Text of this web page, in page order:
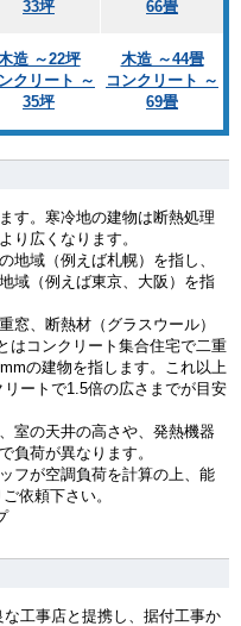
33坪
66畳
造 ～22坪
クリート ～
35坪
木造 ～44畳
コンクリート ～
69畳
す。寒冷地の建物は断熱処理
り広くなります。
域（例えば札幌）を指し、
域（例えば東京、大阪）を指
、断熱材（グラスウール）
はコンクリート集合住宅で二重
の建物を指します。これ以上
ートで1.5倍の広さまでが目安
室の天井の高さや、発熱機器
負荷が異なります。
フが空調負荷を計算の上、能
依頼下さい。
工事店と提携し、据付工事か